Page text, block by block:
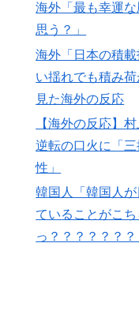
→「」【MLB】
後は海外クラブ
す」制度上は欧
▶ 【海外の反応】村
転の口火に「三
▶ スポーツ選手の
人や外国人審判
なスキャンダル‥
海外「最も幸運
思う？」
海外「日本の積
い揺れでも積み
見た海外の反応
【海外の反応】
逆転の口火に「
性」
韓国人「韓国人
ていることがこ
っ？？？？？？